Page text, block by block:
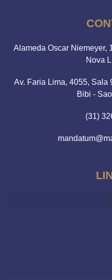
Alameda Oscar Niemeyer,
Nova
Av. Faria Lima, 4055, Sala
Bibi -
(31)